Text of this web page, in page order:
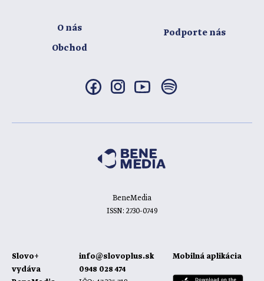
O nás
Obchod
Podporte nás
BeneMedia
ISSN: 2730-0749
Slovo+
vydáva
info@slovoplus.sk
0948 028 474
Mobilná aplikácia